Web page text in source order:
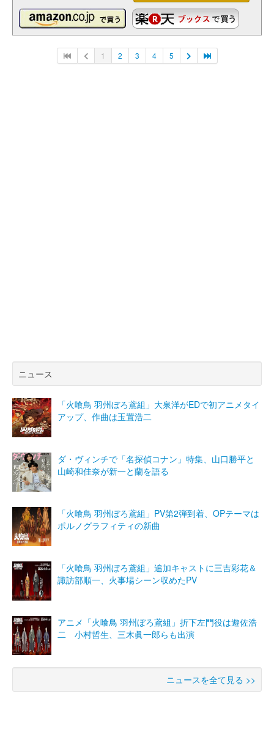
1 2 3 4 5
ニュース
「火喰鳥 羽州ぼろ鳶組」大泉洋がEDで初アニメタイ
アップ、作曲は玉置浩二
ダ・ヴィンチで「名探偵コナン」特集、山口勝平と
山崎和佳奈が新一と蘭を語る
「火喰鳥 羽州ぼろ鳶組」PV第2弾到着、OPテーマは
ポルノグラフィティの新曲
「火喰鳥 羽州ぼろ鳶組」追加キャストに三吉彩花＆
諏訪部順一、火事場シーン収めたPV
アニメ「火喰鳥 羽州ぼろ鳶組」折下左門役は遊佐浩
二 小村哲生、三木眞一郎らも出演
ニュースを全て見る >>